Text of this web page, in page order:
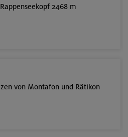
2468 m
von Montafon und Rätikon